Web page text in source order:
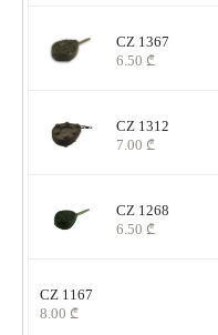
CZ 1367
6.50 ₾
CZ 1312
7.00 ₾
CZ 1268
6.50 ₾
CZ 1167
8.00 ₾